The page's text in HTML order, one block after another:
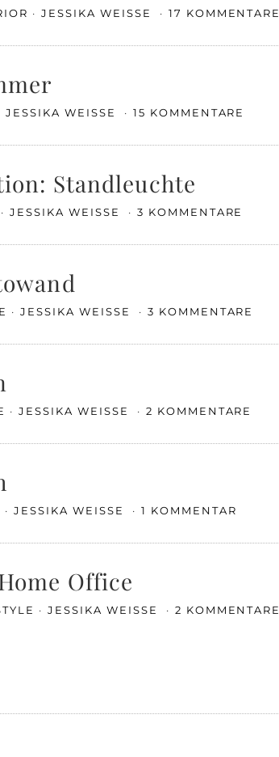
JESSIKA WEISSE 17 KOMMENTARE
JESSIKA WEISSE 15 KOMMENTARE
Standleuchte
JESSIKA WEISSE 3 KOMMENTARE
JESSIKA WEISSE 3 KOMMENTARE
JESSIKA WEISSE 2 KOMMENTARE
JESSIKA WEISSE 1 KOMMENTAR
Office
JESSIKA WEISSE 2 KOMMENTARE